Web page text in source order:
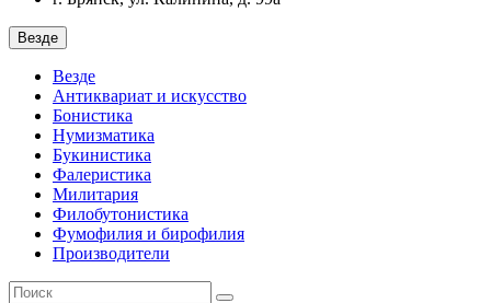
Везде
Везде
Антиквариат и искусство
Бонистика
Нумизматика
Букинистика
Фалеристика
Милитария
Филобутонистика
Фумофилия и бирофилия
Производители